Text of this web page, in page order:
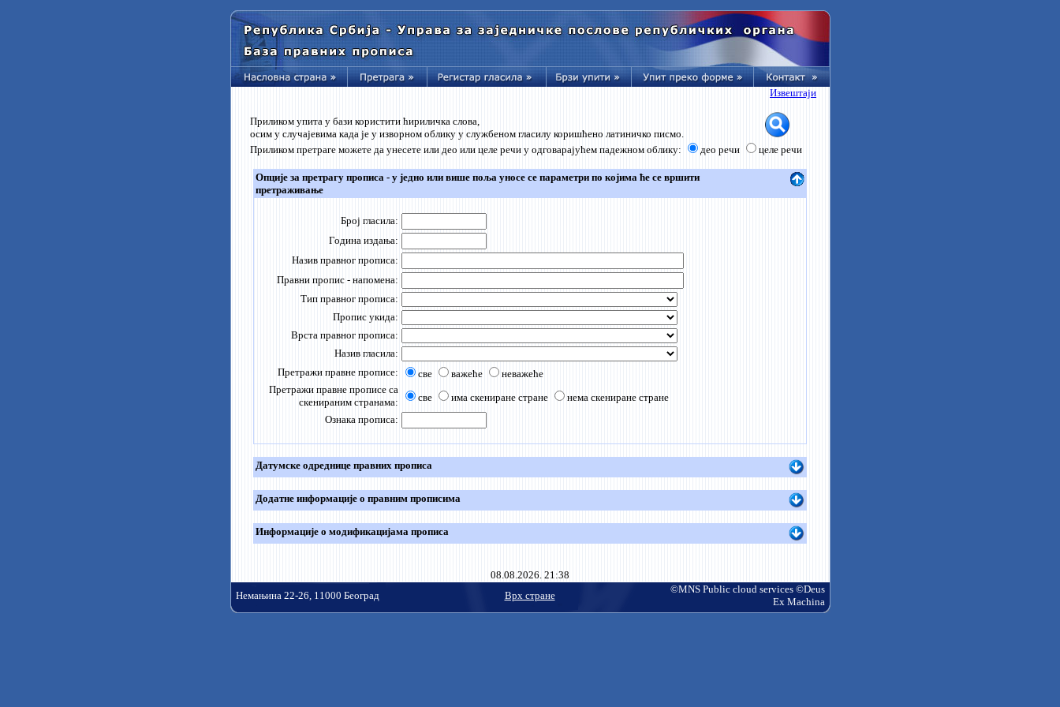
Извештаји
Приликом упита у бази користити ћириличка слова,
осим у случајевима када је у изворном облику у службеном гласилу коришћено латиничко писмо.
Приликом претраге можете да унесете или део или целе речи у одговарајућем падежном облику:
део речи целе речи
Опције за претрагу прописа - у једно или више поља уносе се параметри по којима ће се вршити
претраживање
Број гласила:
Година издања:
Назив правног прописа:
Правни пропис - напомена:
Тип правног прописа:
Пропис укида:
Врста правног прописа:
Назив гласила:
Претражи правне прописе:
све важеће
неважеће
Претражи правне прописе са
скенираним странама:
све има скениране стране
нема скениране стране
Ознака прописа:
Датумске одреднице правних прописа
Додатне информације о правним прописима
Информације о модификацијама прописа
08.08.2026. 21:38
Немањина 22-26, 11000 Београд
Врх стране
©MNS Public cloud services ©Deus
Ex Machina